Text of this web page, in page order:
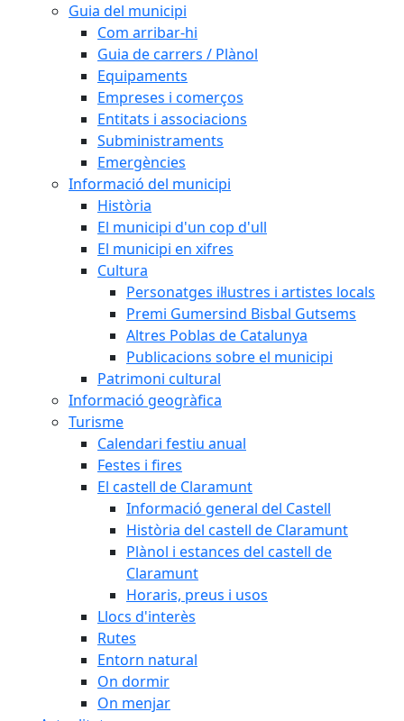
Guia del municipi
Com arribar-hi
Guia de carrers / Plànol
Equipaments
Empreses i comerços
Entitats i associacions
Subministraments
Emergències
Informació del municipi
Història
El municipi d'un cop d'ull
El municipi en xifres
Cultura
Personatges il·lustres i artistes locals
Premi Gumersind Bisbal Gutsems
Altres Poblas de Catalunya
Publicacions sobre el municipi
Patrimoni cultural
Informació geogràfica
Turisme
Calendari festiu anual
Festes i fires
El castell de Claramunt
Informació general del Castell
Història del castell de Claramunt
Plànol i estances del castell de
Claramunt
Horaris, preus i usos
Llocs d'interès
Rutes
Entorn natural
On dormir
On menjar